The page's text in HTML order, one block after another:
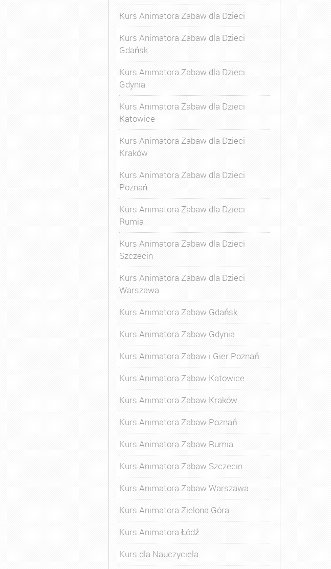
Kurs Animatora Zabaw dla Dzieci
Kurs Animatora Zabaw dla Dzieci
Gdańsk
Kurs Animatora Zabaw dla Dzieci
Gdynia
Kurs Animatora Zabaw dla Dzieci
Katowice
Kurs Animatora Zabaw dla Dzieci
Kraków
Kurs Animatora Zabaw dla Dzieci
Poznań
Kurs Animatora Zabaw dla Dzieci
Rumia
Kurs Animatora Zabaw dla Dzieci
Szczecin
Kurs Animatora Zabaw dla Dzieci
Warszawa
Kurs Animatora Zabaw Gdańsk
Kurs Animatora Zabaw Gdynia
Kurs Animatora Zabaw i Gier Poznań
Kurs Animatora Zabaw Katowice
Kurs Animatora Zabaw Kraków
Kurs Animatora Zabaw Poznań
Kurs Animatora Zabaw Rumia
Kurs Animatora Zabaw Szczecin
Kurs Animatora Zabaw Warszawa
Kurs Animatora Zielona Góra
Kurs Animatora Łódź
Kurs dla Nauczyciela